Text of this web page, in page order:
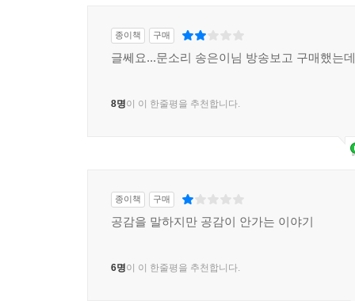
종이책 구매
글쎄요...문소리 송은이님 방송보고 구매했는
8명이 이 한줄평을 추천합니다.
종이책 구매
공감을 말하지만 공감이 안가는 이야기
6명이 이 한줄평을 추천합니다.